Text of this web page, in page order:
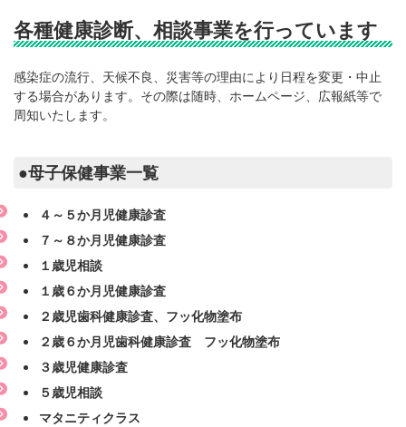
各種健康診断、相談事業を行っています
感染症の流行、天候不良、災害等の理由により日程を変更・中止
する場合があります。その際は随時、ホームページ、広報紙等で
周知いたします。
●母子保健事業一覧
４～５か月児健康診査
７～８か月児健康診査
１歳児相談
１歳６か月児健康診査
２歳児歯科健康診査、フッ化物塗布
２歳６か月児歯科健康診査 フッ化物塗布
３歳児健康診査
５歳児相談
マタニティクラス